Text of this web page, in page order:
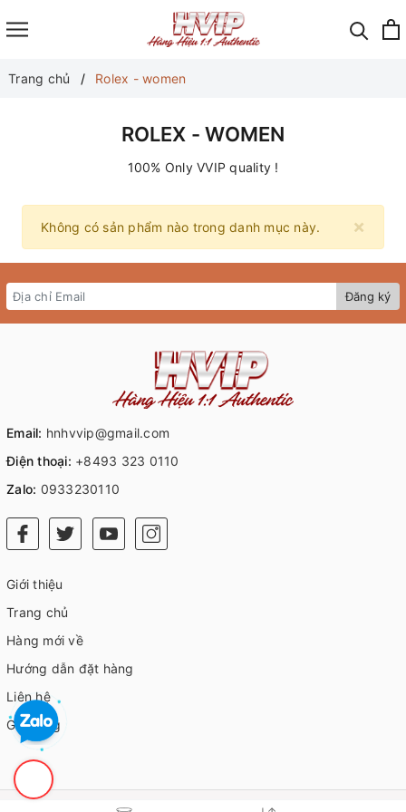
Trang chủ Rolex - women
ROLEX - WOMEN
100% Only VVIP quality !
×
Không có sản phẩm nào trong danh mục này.
Đăng ký
Email: hnhvvip@gmail.com
Điện thoại: +8493 323 0110
Zalo: 0933230110
Giới thiệu
Trang chủ
Hàng mới về
Hướng dẫn đặt hàng
Liên hệ
Giỏ hàng
© Bản quyền thuộc về HVIP